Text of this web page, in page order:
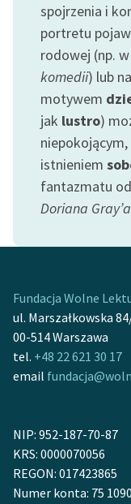
O nas
Kontakt
O projekcie
Zespół
Zasady
Wolnych Lektur
Polityka prywatności
Regulamin biblioteki
Dane fundacji i
sprawozdania
Informacja o treściach
wrażliwych
Deklaracja
spojrzenia i
portretu
rodowej (np. w
komedii) lub
motywem
jak lustro)
istnieniem
fantazmatu
Doriana Gray’a
Fundacja Wolne
ul. Marszałkowska
00-514 Warszawa
tel. +48 22 621 30 17
email
NIP: 952-187-70-87
KRS: 0000070056
REGON: 017423865
Numer konta: 75